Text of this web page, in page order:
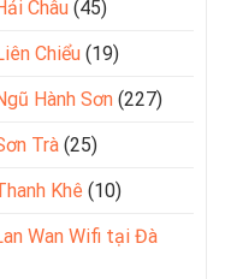
Châu (45)
Chiểu (19)
Hành Sơn (227)
Trà (25)
Khê (10)
Wan Wifi tại Đà